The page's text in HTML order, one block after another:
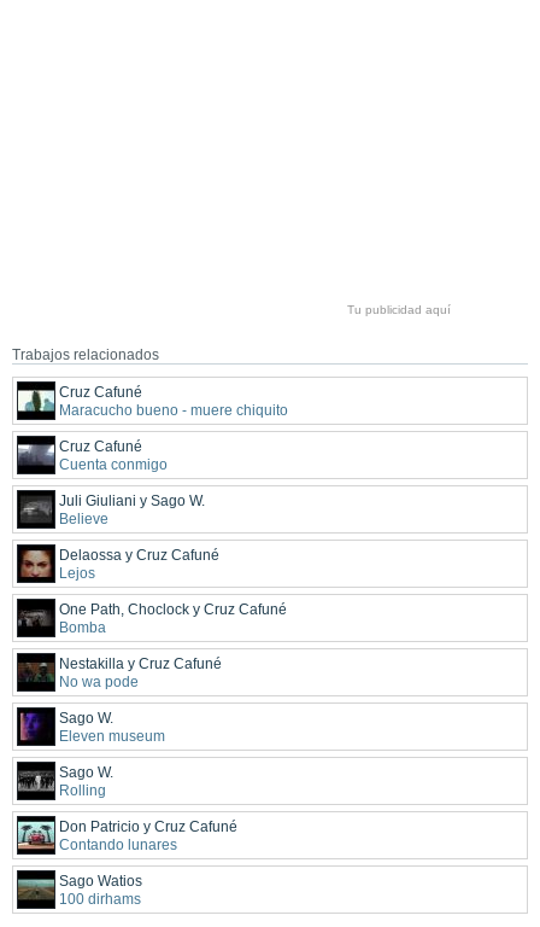
Tu publicidad aquí
Trabajos relacionados
Cruz Cafuné
Maracucho bueno - muere chiquito
Cruz Cafuné
Cuenta conmigo
Juli Giuliani y Sago W.
Believe
Delaossa y Cruz Cafuné
Lejos
One Path, Choclock y Cruz Cafuné
Bomba
Nestakilla y Cruz Cafuné
No wa pode
Sago W.
Eleven museum
Sago W.
Rolling
Don Patricio y Cruz Cafuné
Contando lunares
Sago Watios
100 dirhams